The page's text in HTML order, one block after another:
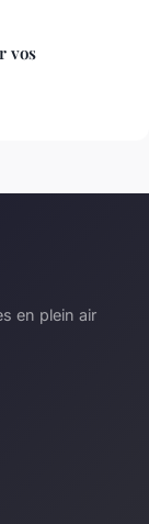
vos
en plein air